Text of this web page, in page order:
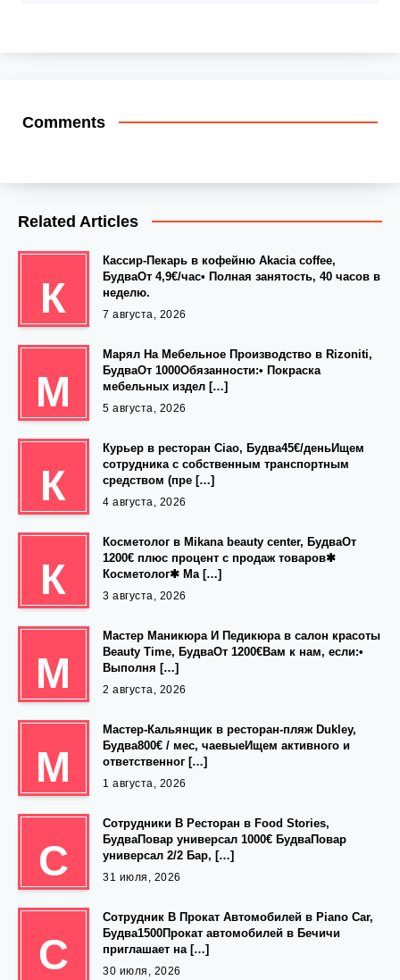
Comments
Related Articles
К
Кассир-Пекарь в кофейню Akacia coffee,
БудваОт 4,9€/час• Полная занятость, 40 часов в
неделю.
7 августа, 2026
М
Марял На Мебельное Производство в Rizoniti,
БудваОт 1000Обязанности:• Покраска
мебельных издел […]
5 августа, 2026
К
Курьер в ресторан Ciao, Будва45€/деньИщем
сотрудника с собственным транспортным
средством (пре […]
4 августа, 2026
К
Косметолог в Mikana beauty center, БудваОт
1200€ плюс процент с продаж товаров✱
Косметолог✱ Ма […]
3 августа, 2026
М
Мастер Маникюра И Педикюра в салон красоты
Beauty Time, БудваОт 1200€Вам к нам, если:•
Выполня […]
2 августа, 2026
М
Мастер-Кальянщик в ресторан-пляж Dukley,
Будва800€ / мес, чаевыеИщем активного и
ответственног […]
1 августа, 2026
С
Сотрудники В Ресторан в Food Stories,
БудваПовар универсал 1000€ БудваПовар
универсал 2/2 Бар, […]
31 июля, 2026
С
Сотрудник В Прокат Автомобилей в Piano Car,
Будва1500Прокат автомобилей в Бечичи
приглашает на […]
30 июля, 2026